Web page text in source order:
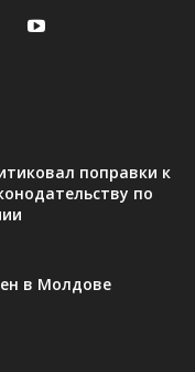
поправки к
по
в Молдове